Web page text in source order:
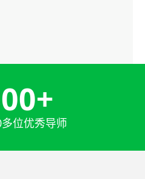
位优秀导师